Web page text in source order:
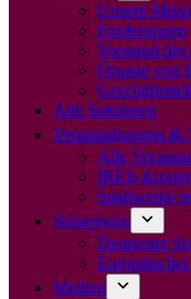
Unsere
Forderungen
Vorstand der
Organe von
Alle Sektionen
Veranstaltungen &
Alle
IRES-
Stadtwerke
Solarpreise
Deutscher
Medien